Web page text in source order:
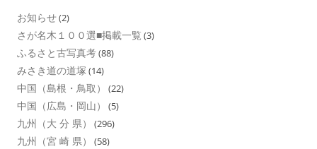
お知らせ(2)
さが名木１００選■掲載一覧 (3)
ふるさと古写真考(88)
みさき道の道塚 (14)
中国（島根・鳥取） (22)
中国（広島・岡山） (5)
九州（大 分 県） (296)
九州（宮 崎 県） (58)